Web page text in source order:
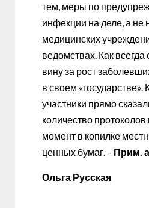
тем, меры по
инфекции на деле, а не
медицинских
ведомствах. Как
вину за рост
в своем
участники прямо
количество
момент в копилке
ценных бумаг. – Прим.
Ольга Русская